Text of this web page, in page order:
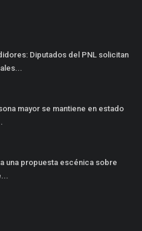
Diputados del PNL solicitan
mayor se mantiene en estado
una propuesta escénica sobre